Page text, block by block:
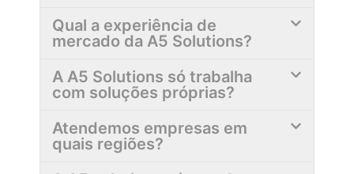
Qual a experiência de
mercado da A5 Solutions?
A A5 Solutions só trabalha
com soluções próprias?
Atendemos empresas em
quais regiões?